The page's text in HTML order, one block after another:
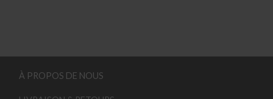
À PROPOS DE NOUS